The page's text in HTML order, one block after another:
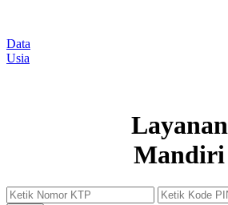
Data
Usia
Layanan
Mandiri